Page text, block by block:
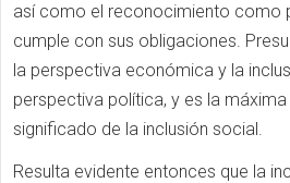
así como el reconocimiento como
cumple con sus obligaciones.
la perspectiva económica y la
perspectiva política, y es la
significado de la inclusión social.
Resulta evidente entonces que la